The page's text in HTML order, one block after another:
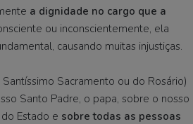
a dignidade no cargo que a
ou inconscientemente, ela
causando muitas injustiças.
Sacramento ou do Rosário)
Santo Padre, o papa, sobre o nosso
Estado e sobre todas as pessoas